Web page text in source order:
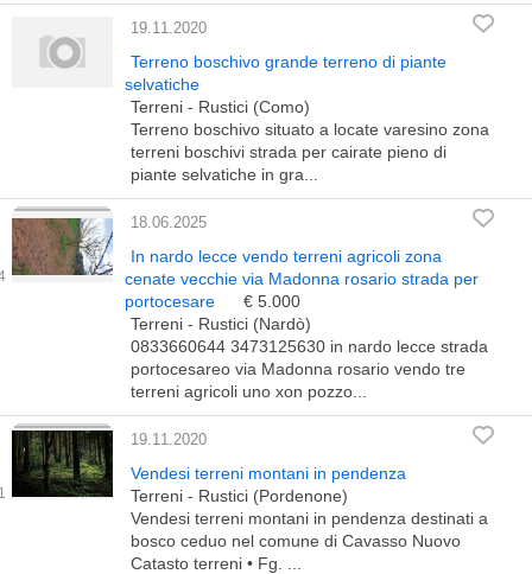
19.11.2020
Terreno boschivo grande terreno di piante
selvatiche
Terreni - Rustici (Como)
Terreno boschivo situato a locate varesino zona
terreni boschivi strada per cairate pieno di
piante selvatiche in gra...
18.06.2025
In nardo lecce vendo terreni agricoli zona
cenate vecchie via Madonna rosario strada per
portocesare
€ 5.000
Terreni - Rustici (Nardò)
0833660644 3473125630 in nardo lecce strada
portocesareo via Madonna rosario vendo tre
terreni agricoli uno xon pozzo...
19.11.2020
Vendesi terreni montani in pendenza
Terreni - Rustici (Pordenone)
Vendesi terreni montani in pendenza destinati a
bosco ceduo nel comune di Cavasso Nuovo
Catasto terreni • Fg. ...